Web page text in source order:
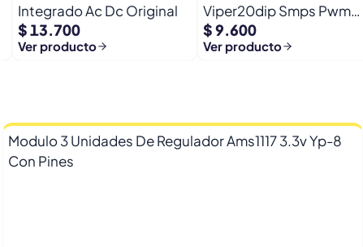
Integrado Ac Dc Original
$ 13.700
Ver producto
Viper20dip Smps Pwm
Driver Dip-8
$ 9.600
Ver producto
Modulo 3 Unidades De Regulador Ams1117 3.3v Yp-8
Con Pines